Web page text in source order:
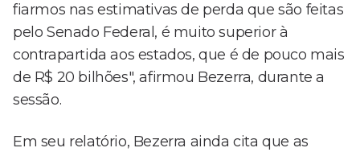
fiarmos nas estimativas de perda que são feitas
pelo Senado Federal, é muito superior à
contrapartida aos estados, que é de pouco mais
de R$ 20 bilhões", afirmou Bezerra, durante a
sessão.
Em seu relatório, Bezerra ainda cita que as